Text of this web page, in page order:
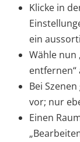
Klicke in
ein
Wähle nun
entfernen“
Bei
vor; nur
Einen